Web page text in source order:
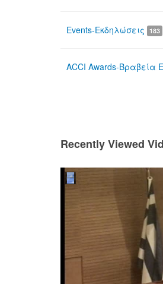
Events-Εκδηλώσεις 183
ACCI Awards-Βραβεία
Recently Viewed